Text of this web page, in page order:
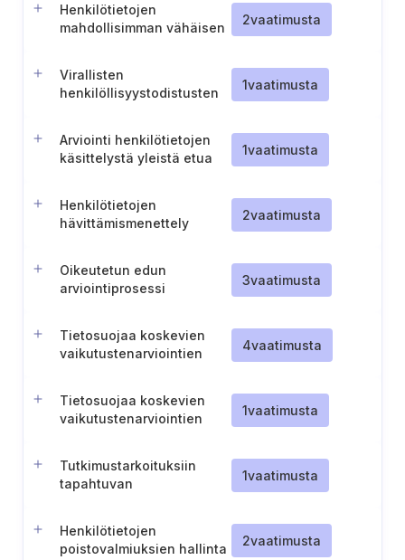
Henkilötietojen
mahdollisimman vähäisen
2vaatimusta
Virallisten
henkilöllisyystodistusten
1vaatimusta
Arviointi henkilötietojen
käsittelystä yleistä etua
1vaatimusta
Henkilötietojen
hävittämismenettely
2vaatimusta
Oikeutetun edun
arviointiprosessi
3vaatimusta
Tietosuojaa koskevien
vaikutustenarviointien
4vaatimusta
Tietosuojaa koskevien
vaikutustenarviointien
koskevan haitan
toteamisen jälkeen.
1vaatimusta
Tutkimustarkoituksiin
tapahtuvan
1vaatimusta
Henkilötietojen
poistovalmiuksien hallinta
2vaatimusta